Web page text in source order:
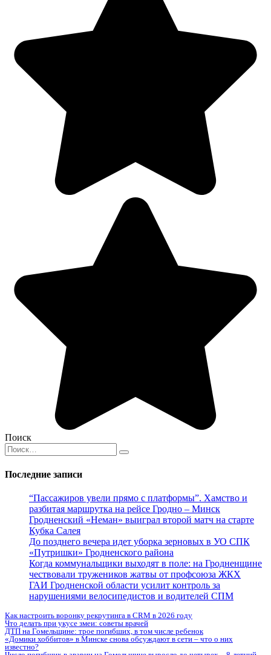
Поиск
Search
for:
Последние записи
“Пассажиров увели прямо с платформы”. Хамство и
разбитая маршрутка на рейсе Гродно – Минск
Гродненский «Неман» выиграл второй матч на старте
Кубка Салея
До позднего вечера идет уборка зерновых в УО СПК
«Путришки» Гродненского района
Когда коммунальщики выходят в поле: на Гродненщине
чествовали тружеников жатвы от профсоюза ЖКХ
ГАИ Гродненской области усилит контроль за
нарушениями велосипедистов и водителей СПМ
Как настроить воронку рекрутинга в CRM в 2026 году
Что делать при укусе змеи: советы врачей
ДТП на Гомельщине: трое погибших, в том числе ребенок
«Домики хоббитов» в Минске снова обсуждают в сети – что о них
известно?